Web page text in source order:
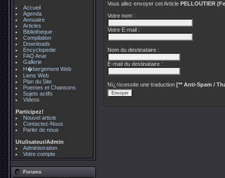
Accueil
Agenda
Annuaire
Articles
Bibliotheque
Compilation
Downloads
Encyclopedie
FAQ Anar
Gallerie
H�bergement Web
Liens Web
Plan du Site
Poemes et Chansons
Sujets actifs
Videos
Participez!
Nouvel article
Contactez-Nous
Parler de nous
Utulisateur/Admin
Administration
Votre compte
Forums
Vous allez envoyer cet Article PELLOUTIER
Votre nom :
Votre E-mail :
Nom du destinataire :
E-mail du destinataire :
Nï¿½cessite une traduction [** Anti-Spam /